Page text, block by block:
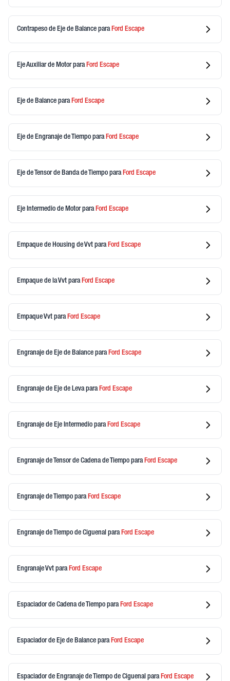
Contrapeso de Eje de Balance para Ford Escape
Eje Auxiliar de Motorpara Ford Escape
Eje de Balance para Ford Escape
Eje de Engranaje de Tiempo para Ford Escape
Eje de Tensor de Banda de Tiempo para Ford Escape
Eje Intermedio de Motorpara Ford Escape
Empaque de Housing de Vvt para Ford Escape
Empaque de la Vvt para Ford Escape
Empaque Vvt para Ford Escape
Engranaje de Eje de Balance para Ford Escape
Engranaje de Eje de Levapara Ford Escape
Engranaje de Eje Intermedio para Ford Escape
Engranaje de Tensor de Cadena de Tiempo para Ford Escape
Engranaje de Tiempo para Ford Escape
Engranaje de Tiempo de Ciguenal para Ford Escape
Engranaje Vvt para Ford Escape
Espaciador de Cadena de Tiempo para Ford Escape
Espaciador de Eje de Balance para Ford Escape
Espaciador de Engranaje de Tiempo de Ciguenal para Ford Escape